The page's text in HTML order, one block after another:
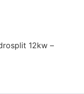
12kw –